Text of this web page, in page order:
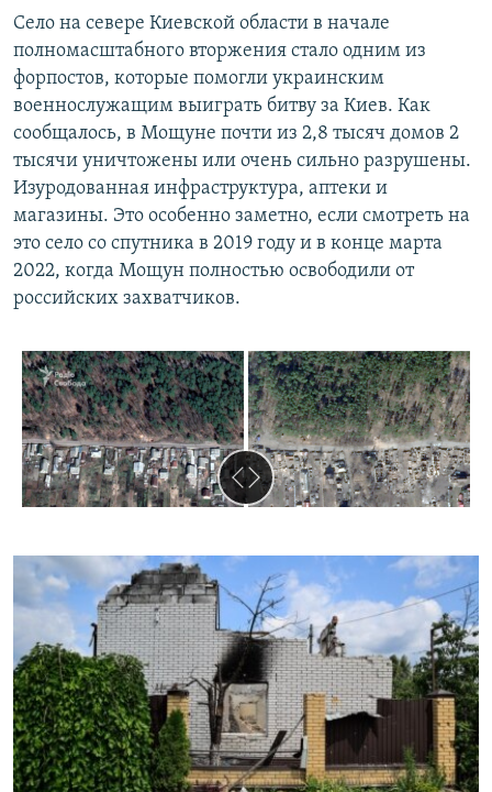
Село на севере Киевской области в начале
полномасштабного вторжения стало одним из
форпостов, которые помогли украинским
военнослужащим выиграть битву за Киев. Как
сообщалось, в Мощуне почти из 2,8 тысяч домов 2
тысячи уничтожены или очень сильно разрушены.
Изуродованная инфраструктура, аптеки и
магазины. Это особенно заметно, если смотреть на
это село со спутника в 2019 году и в конце марта
2022, когда Мощун полностью освободили от
российских захватчиков.